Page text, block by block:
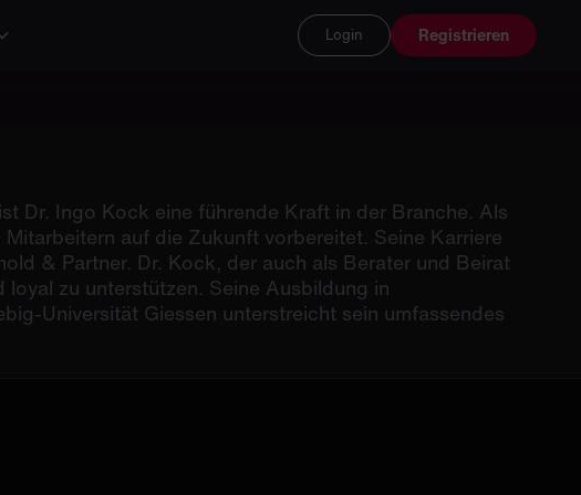
Login Registrieren
Dr. Ingo Kock eine führende Kraft in der Branche. Als
auf die Zukunft vorbereitet. Seine Karriere
& Partner. Dr. Kock, der auch als Berater und Beirat
zu unterstützen. Seine Ausbildung in
Universität Giessen unterstreicht sein umfassendes